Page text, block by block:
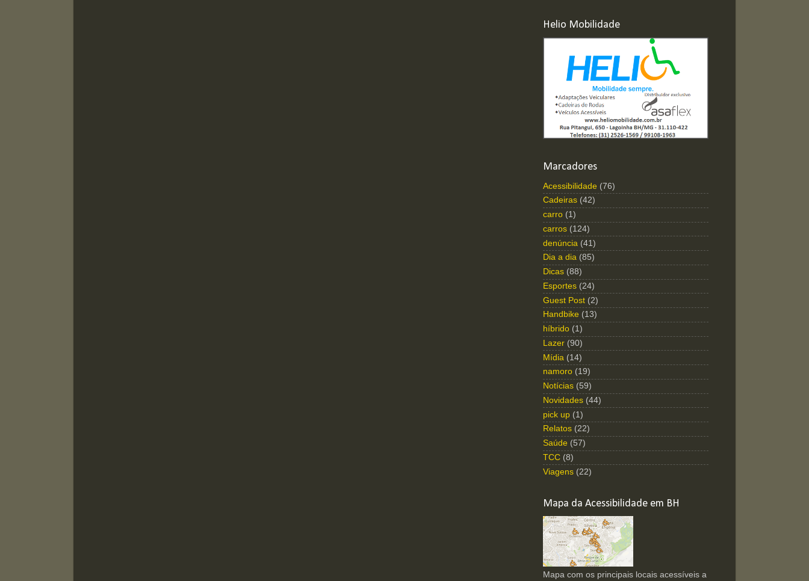
Helio Mobilidade
Marcadores
Acessibilidade (76)
Cadeiras (42)
carro (1)
carros (124)
denúncia (41)
Dia a dia (85)
Dicas (88)
Esportes (24)
Guest Post (2)
Handbike (13)
híbrido (1)
Lazer (90)
Mídia (14)
namoro (19)
Notícias (59)
Novidades (44)
pick up (1)
Relatos (22)
Saúde (57)
TCC (8)
Viagens (22)
Mapa da Acessibilidade em BH
Mapa com os principais locais acessíveis a